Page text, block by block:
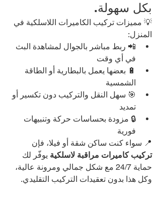
بكل سهولة.
💡 مميزات تركيب الكاميرات اللاسلكية في
المنزل:
📲 ربط مباشر بالجوال لمشاهدة البث
في أي وقت
🔋 بعضها يعمل بالبطارية أو الطاقة
الشمسية
🎯 سهل النقل والتركيب دون تكسير أو
تمديد
🔒 مزودة بحساسات حركة وتنبيهات
فورية
📍 سواء كنت ساكن شقة أو فيلا، فإن
تركيب كاميرات مراقبة لاسلكية يوفّر لك
حماية 24/7 مع شكل جمالي ومرونة عالية،
وكل هذا بدون تعقيدات التركيب التقليدي.